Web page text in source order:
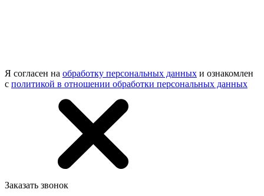
Я согласен на обработку персональных данных и ознакомлен
с политикой в отношении обработки персональных данных
Заказать звонок